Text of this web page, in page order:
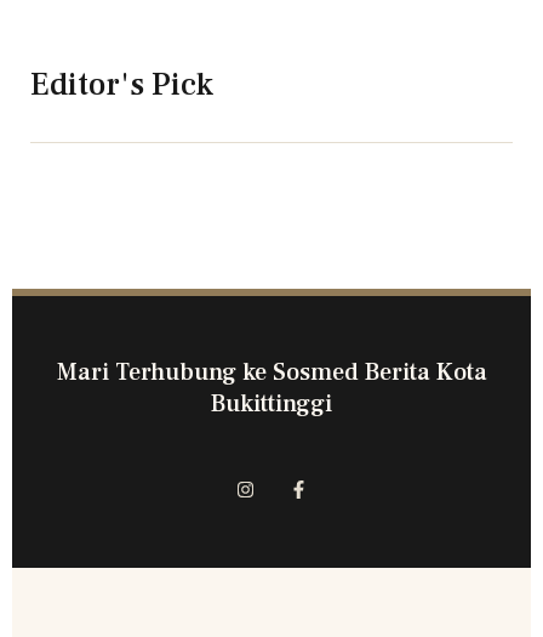
Editor's Pick
Mari Terhubung ke Sosmed Berita Kota
Bukittinggi